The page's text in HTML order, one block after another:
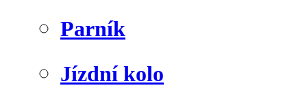
Parník
Jízdní kolo